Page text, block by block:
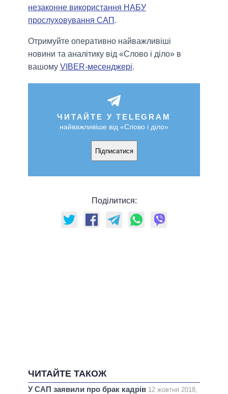
незаконне використання НАБУ
прослуховування САП .
Отримуйте оперативно найважливіші
новини та аналітику від «Слово і діло» в
вашому VIBER-месенджері.
ЧИТАЙТЕ У TELEGRAM
найважливіше від «Слово і діло»
Підписатися
Поділитися:
ЧИТАЙТЕ ТАКОЖ
У САП заявили про брак кадрів 12 жовтня 2018,